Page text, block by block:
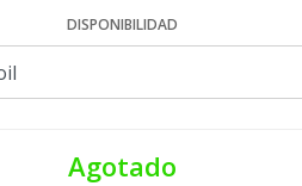
DISPONIBILIDAD
Agotado